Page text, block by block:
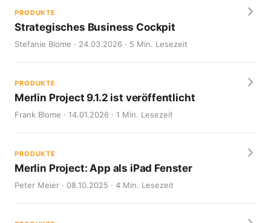
PRODUKTE
Strategisches Business Cockpit
Stefanie Blome · 24.03.2026 · 5 Min. Lesezeit
PRODUKTE
Merlin Project 9.1.2 ist veröffentlicht
Frank Blome · 14.01.2026 · 1 Min. Lesezeit
PRODUKTE
Merlin Project: App als iPad Fenster
Peter Meier · 08.10.2025 · 4 Min. Lesezeit